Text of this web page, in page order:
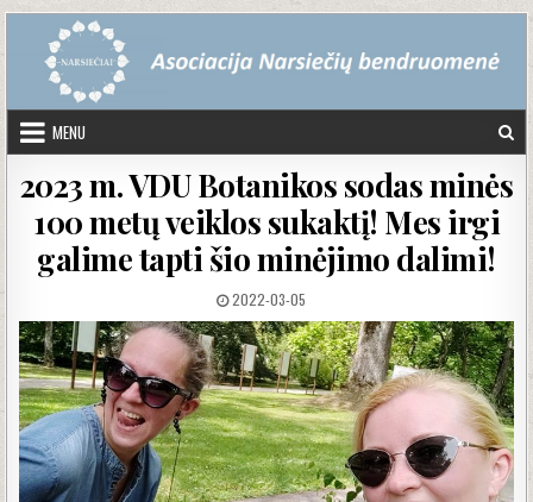
Skip to content
MENU
2023 m. VDU Botanikos sodas minės
100 metų veiklos sukaktį! Mes irgi
galime tapti šio minėjimo dalimi!
PUBLISHED DATE:
2022-03-05